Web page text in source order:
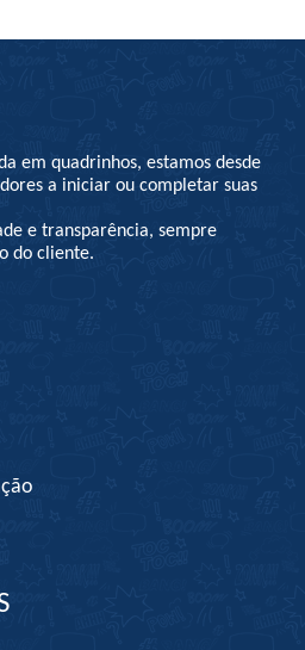
em quadrinhos, estamos desde
a iniciar ou completar suas
e transparência, sempre
do cliente.